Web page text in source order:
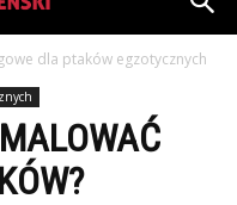
dla ptaków egzotycznych